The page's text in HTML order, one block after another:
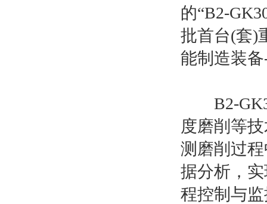
的“B2-
批首台(套)
能制造装
B2-
度磨削等
测磨削过
据分析，
程控制与